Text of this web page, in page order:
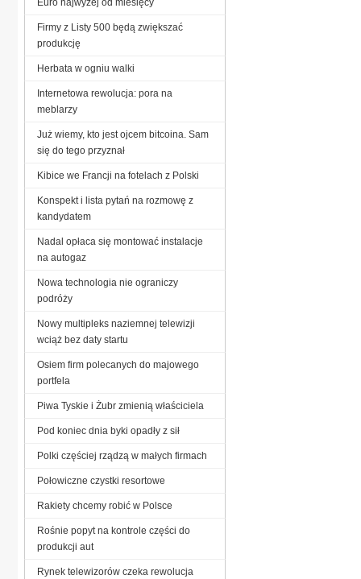
Firmy z Listy 500 będą zwiększać
produkcję
Herbata w ogniu walki
Internetowa rewolucja: pora na
meblarzy
Już wiemy, kto jest ojcem bitcoina. Sam
się do tego przyznał
Kibice we Francji na fotelach z Polski
Konspekt i lista pytań na rozmowę z
kandydatem
Nadal opłaca się montować instalacje
na autogaz
Nowa technologia nie ograniczy
podróży
Nowy multipleks naziemnej telewizji
wciąż bez daty startu
Osiem firm polecanych do majowego
portfela
Piwa Tyskie i Żubr zmienią właściciela
Pod koniec dnia byki opadły z sił
Polki częściej rządzą w małych firmach
Połowiczne czystki resortowe
Rakiety chcemy robić w Polsce
Rośnie popyt na kontrole części do
produkcji aut
Rynek telewizorów czeka rewolucja